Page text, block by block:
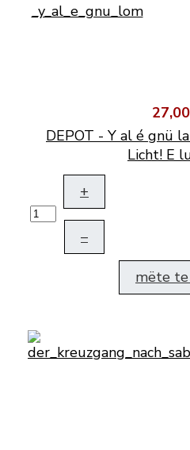
DEPOT - Y al é gnü
Licht! E
+
–
mëte